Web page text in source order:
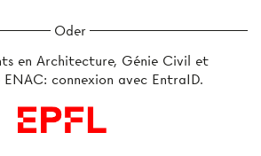
Oder
en Architecture, Génie Civil et
ENAC: connexion avec EntraID.